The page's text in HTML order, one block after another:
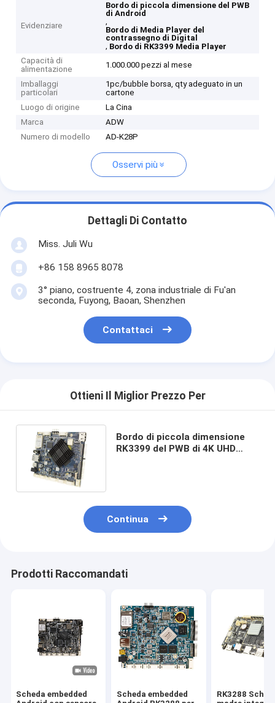
Evidenziare
Bordo di piccola dimensione del PWB
di Android
,
Bordo di Media Player del
contrassegno di Digital
, Bordo di RK3399 Media Player
Capacità di
alimentazione
1.000.000 pezzi al mese
Imballaggi
particolari
1pc/bubble borsa, qty adeguato in un
cartone
Luogo di origine
La Cina
Marca
ADW
Numero di modello
AD-K28P
Osservi più
Dettagli Di Contatto
Miss. Juli Wu
+86 158 8965 8078
3° piano, costruente 4, zona industriale di Fu'an
seconda, Fuyong, Baoan, Shenzhen
Contattaci
Ottieni Il Miglior Prezzo Per
Bordo di piccola dimensione
RK3399 del PWB di 4K UHD
Continua
Prodotti Raccomandati
Scheda embedded
Scheda embedded
RK3288